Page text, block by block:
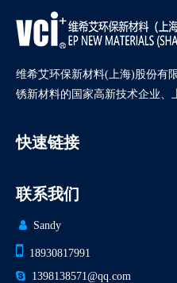
维希艾环保新材料(上海)股份有
锈新材料的国家高新技术企业、
快速链接
联系我们
 Sandy
 18930817991
 1398138571@qq.com